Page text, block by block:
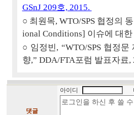
GSnJ 209호, 2015.
○ 최원목, WTO/SPS 협정의
ional Conditions] 이슈에 대
○ 임정빈, “WTO/SPS 협정
향,” DDA/FTA포럼 발표자료
댓글
아이디